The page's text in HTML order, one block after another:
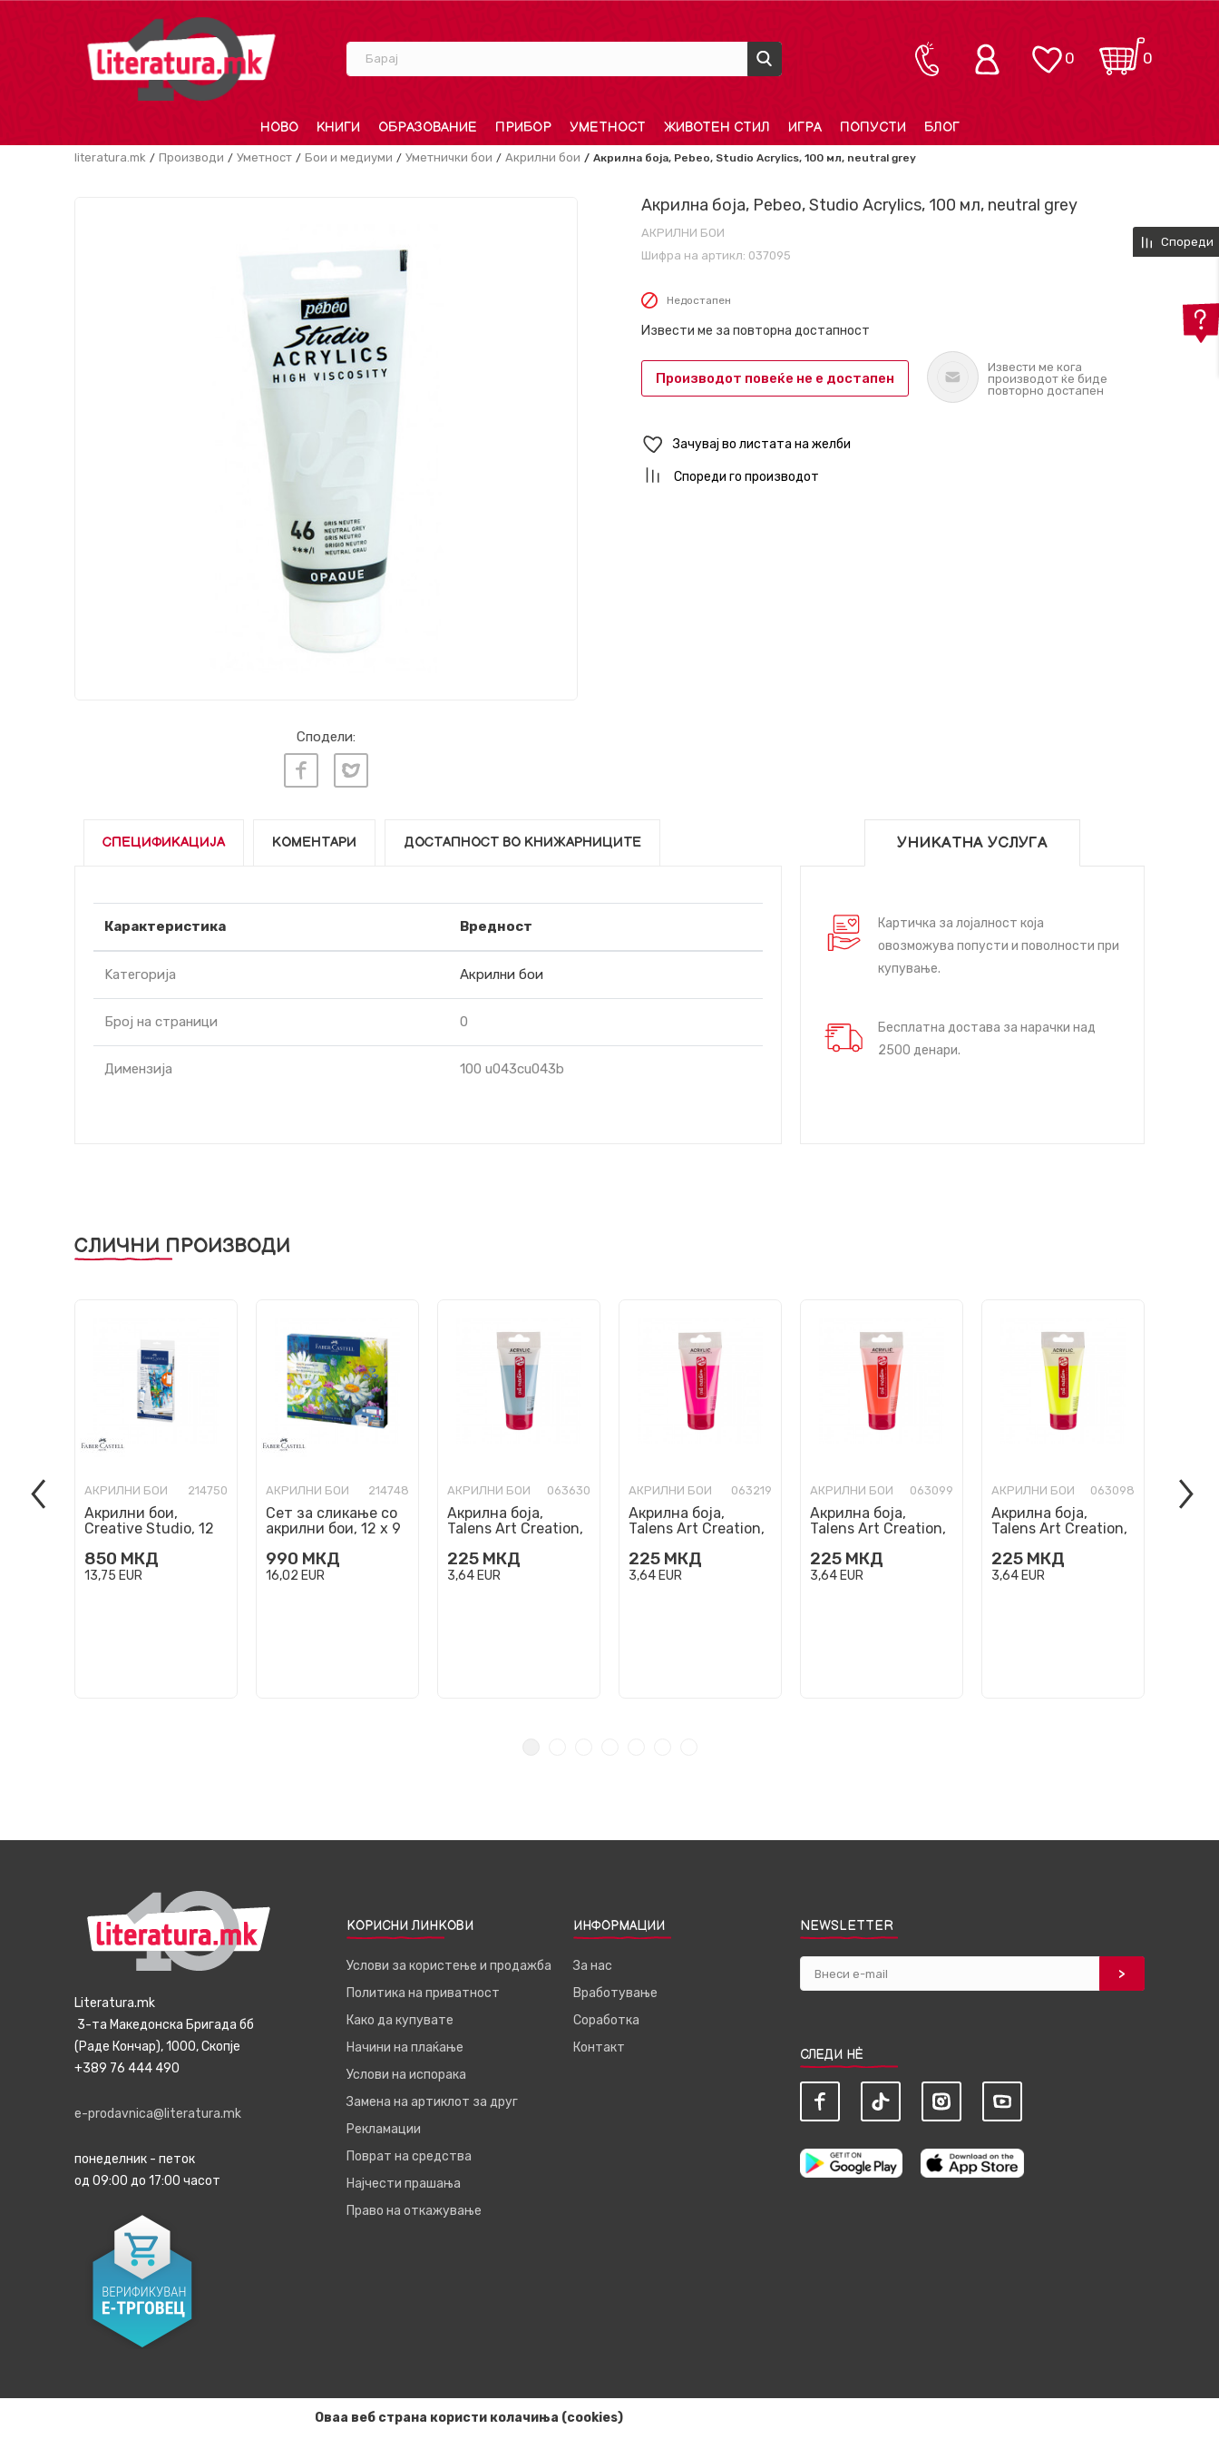
Барај 0
0
НОВО КНИГИ ОБРАЗОВАНИЕ ПРИБОР УМЕТНОСТ ЖИВОТЕН СТИЛ ИГРА ПОПУСТИ БЛОГ
literatura.mk Производи Уметност Бои и медиуми Уметнички бои Акрилни бои Акрилна боја, Pebeo, Studio Acrylics, 100 мл, neutral grey
Сподели:
Акрилна боја, Pebeo, Studio Acrylics, 100 мл, neutral grey
АКРИЛНИ БОИ
Шифра на артикл: 037095
Недостапен
Извести ме за повторна достапност
Производот повеќе не е достапен
Извести ме кога
производот ќе биде
повторно достапен
Зачувај во листата на желби
Спореди го производот
СПЕЦИФИКАЦИЈА КОМЕНТАРИ ДОСТАПНОСТ ВО КНИЖАРНИЦИТЕ
Карактеристика Вредност
Kатегорија Акрилни бои
Број на страници 0
Димензија 100 u043cu043b
УНИКАТНА УСЛУГА
Картичка за лојалност која
овозможува попусти и поволности при
купување.
Бесплатна достава за нарачки над
2500 денари.
СЛИЧНИ ПРОИЗВОДИ
АКРИЛНИ БОИ 214750
Акрилни бои,
Creative Studio, 12
850 МКД
13,75 EUR
АКРИЛНИ БОИ 214748
Сет за сликање со
акрилни бои, 12 х 9
990 МКД
16,02 EUR
АКРИЛНИ БОИ 063630
Акрилна боја,
Talens Art Creation,
75ml
225 МКД
3,64 EUR
АКРИЛНИ БОИ 063219
Акрилна боја,
Talens Art Creation,
75ml
225 МКД
3,64 EUR
АКРИЛНИ БОИ 063099
Акрилна боја,
Talens Art Creation,
75ml
225 МКД
3,64 EUR
АКРИЛНИ БОИ 063098
Акрилна боја,
Talens Art Creation,
75ml
225 МКД
3,64 EUR
Спореди
Literatura.mk
3-та Македонска Бригада бб
(Раде Кончар), 1000, Скопје
+389 76 444 490
e-prodavnica@literatura.mk
понеделник - петок
од 09:00 до 17:00 часот
КОРИСНИ ЛИНКОВИ
Услови за користење и продажба
Политика на приватност
Како да купувате
Начини на плаќање
Услови на испорака
Замена на артиклот за друг
Рекламации
Поврат на средства
Најчести прашања
Право на откажување
ИНФОРМАЦИИ
За нас
Вработување
Соработка
Контакт
NEWSLETTER
СЛЕДИ НЀ
Оваа веб страна користи колачиња (cookies)